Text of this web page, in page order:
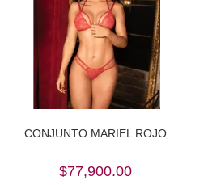
CONJUNTO MARIEL ROJO
$77,900.00